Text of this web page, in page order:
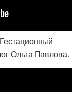
Ольга Павлова.